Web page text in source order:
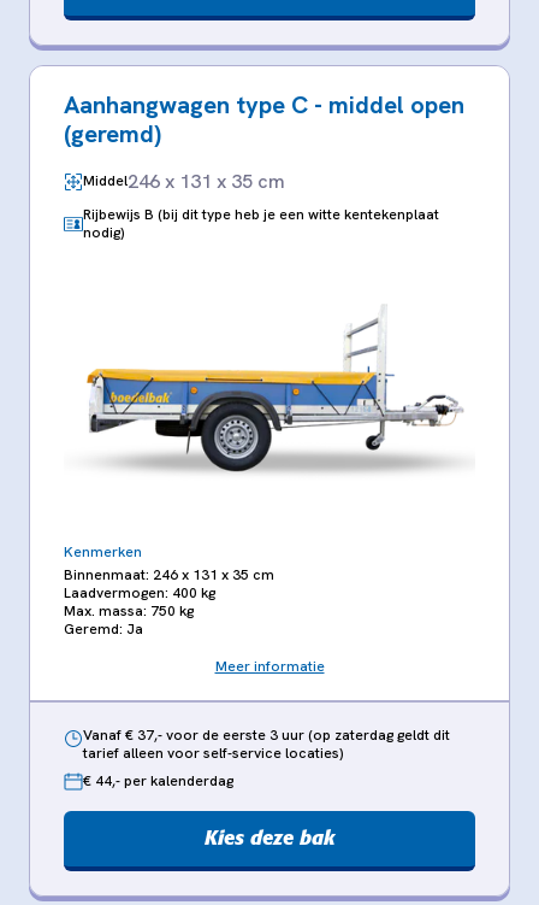
Aanhangwagen type C - middel open
(geremd)
Middel246 x 131 x 35 cm
Rijbewijs B (bij dit type heb je een witte kentekenplaat
nodig)
Kenmerken
Binnenmaat: 246 x 131 x 35 cm
Laadvermogen: 400 kg
Max. massa: 750 kg
Geremd: Ja
Meer informatie
Vanaf € 37,- voor de eerste 3 uur (op zaterdag geldt dit
tarief alleen voor self-service locaties)
€ 44,- per kalenderdag
Kies deze bak